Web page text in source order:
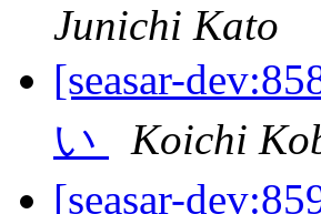
Junichi Kato
[seasar-
い
Koichi
[seasar-